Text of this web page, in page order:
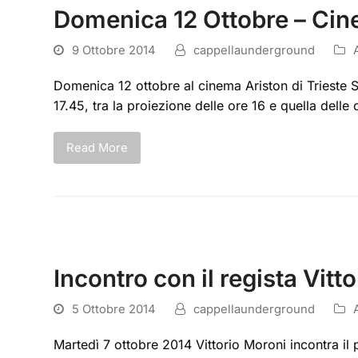
Domenica 12 Ottobre –
9 Ottobre 2014 cappellaunderground
Domenica 12 ottobre al cinema Ariston di Trieste
17.45, tra la proiezione delle ore 16 e quella
Read More
Incontro con il regista
5 Ottobre 2014 cappellaunderground
Martedì 7 ottobre 2014 Vittorio Moroni incontra il